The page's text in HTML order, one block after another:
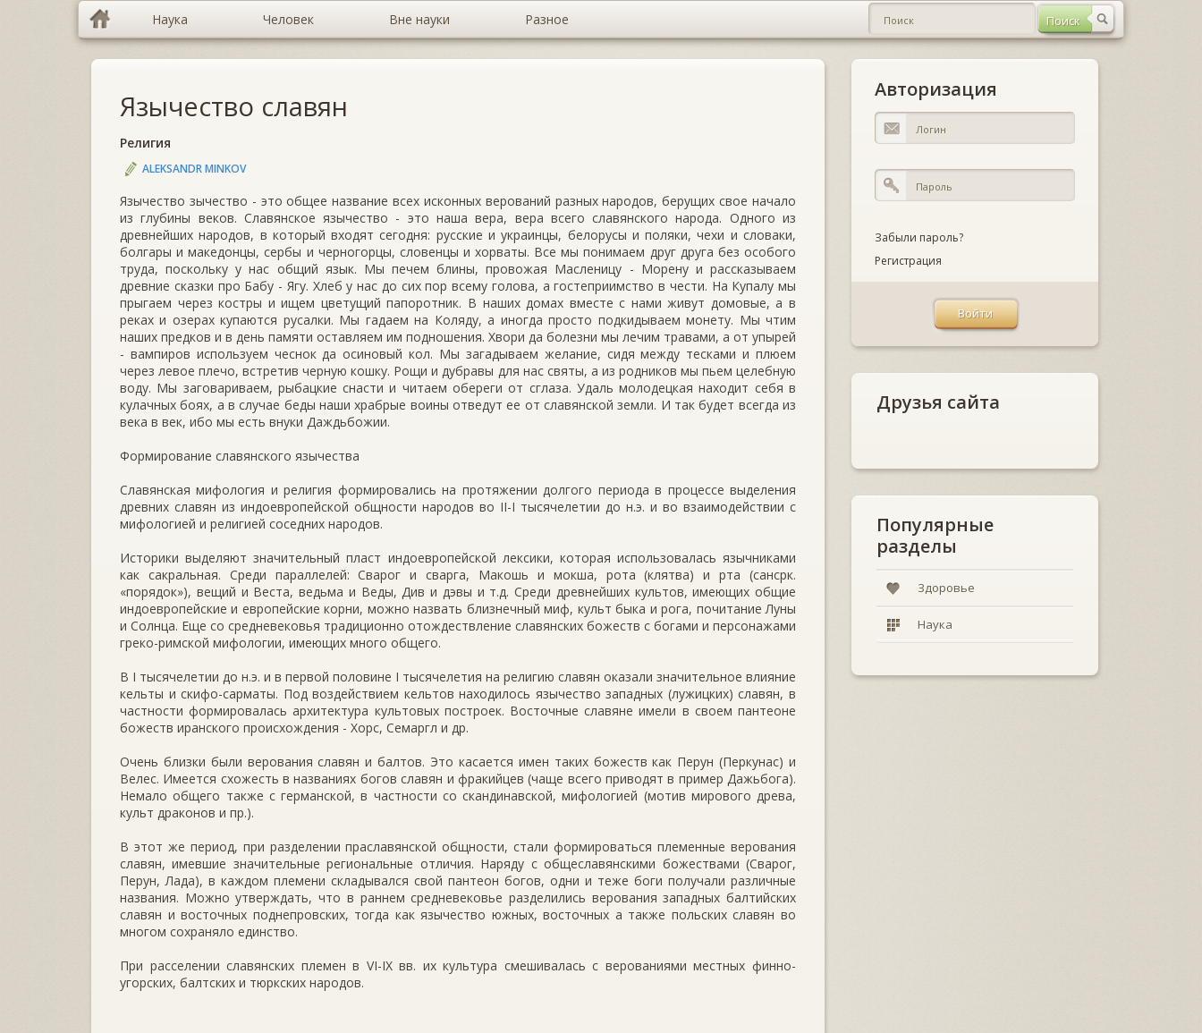
Наука Человек Вне науки Разное
Язычество славян
Религия
ALEKSANDR MINKOV
Язычество зычество - это общее название всех исконных верований разных народов, берущих свое начало
из глубины веков. Славянское язычество - это наша вера, вера всего славянского народа. Одного из
древнейших народов, в который входят сегодня: русские и украинцы, белорусы и поляки, чехи и словаки,
болгары и македонцы, сербы и черногорцы, словенцы и хорваты. Все мы понимаем друг друга без особого
труда, поскольку у нас общий язык. Мы печем блины, провожая Масленицу - Морену и рассказываем
древние сказки про Бабу - Ягу. Хлеб у нас до сих пор всему голова, а гостеприимство в чести. На Купалу мы
прыгаем через костры и ищем цветущий папоротник. В наших домах вместе с нами живут домовые, а в
реках и озерах купаются русалки. Мы гадаем на Коляду, а иногда просто подкидываем монету. Мы чтим
наших предков и в день памяти оставляем им подношения. Хвори да болезни мы лечим травами, а от упырей
- вампиров используем чеснок да осиновый кол. Мы загадываем желание, сидя между тесками и плюем
через левое плечо, встретив черную кошку. Рощи и дубравы для нас святы, а из родников мы пьем целебную
воду. Мы заговариваем, рыбацкие снасти и читаем обереги от сглаза. Удаль молодецкая находит себя в
кулачных боях, а в случае беды наши храбрые воины отведут ее от славянской земли. И так будет всегда из
века в век, ибо мы есть внуки Даждьбожии.
Формирование славянского язычества
Славянская мифология и религия формировались на протяжении долгого периода в процессе выделения
древних славян из индоевропейской общности народов во II-I тысячелетии до н.э. и во взаимодействии с
мифологией и религией соседних народов.
Историки выделяют значительный пласт индоевропейской лексики, которая использовалась язычниками
как сакральная. Среди параллелей: Сварог и сварга, Макошь и мокша, рота (клятва) и рта (сансрк.
«порядок»), вещий и Веста, ведьма и Веды, Див и дэвы и т.д. Среди древнейших культов, имеющих общие
индоевропейские и европейские корни, можно назвать близнечный миф, культ быка и рога, почитание Луны
и Солнца. Еще со средневековья традиционно отождествление славянских божеств с богами и персонажами
греко-римской мифологии, имеющих много общего.
В I тысячелетии до н.э. и в первой половине I тысячелетия на религию славян оказали значительное влияние
кельты и скифо-сарматы. Под воздействием кельтов находилось язычество западных (лужицких) славян, в
частности формировалась архитектура культовых построек. Восточные славяне имели в своем пантеоне
божеств иранского происхождения - Хорс, Семаргл и др.
Очень близки были верования славян и балтов. Это касается имен таких божеств как Перун (Перкунас) и
Велес. Имеется схожесть в названиях богов славян и фракийцев (чаще всего приводят в пример Дажьбога).
Немало общего также с германской, в частности со скандинавской, мифологией (мотив мирового древа,
культ драконов и пр.).
В этот же период, при разделении праславянской общности, стали формироваться племенные верования
славян, имевшие значительные региональные отличия. Наряду с общеславянскими божествами (Сварог,
Перун, Лада), в каждом племени складывался свой пантеон богов, одни и теже боги получали различные
названия. Можно утверждать, что в раннем средневековье разделились верования западных балтийских
славян и восточных поднепровских, тогда как язычество южных, восточных а также польских славян во
многом сохраняло единство.
При расселении славянских племен в VI-IX вв. их культура смешивалась с верованиями местных финно-
угорских, балтских и тюркских народов.
Авторизация
Забыли пароль?
Регистрация
Друзья сайта
Популярные
разделы
Здоровье
Наука